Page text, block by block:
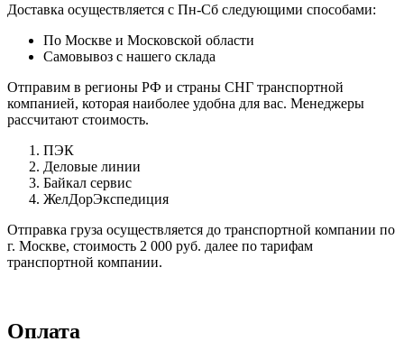
Доставка осуществляется с Пн-Сб следующими способами:
По Москве и Московской области
Самовывоз с нашего склада
Отправим в регионы РФ и страны СНГ транспортной
компанией, которая наиболее удобна для вас. Менеджеры
рассчитают стоимость.
ПЭК
Деловые линии
Байкал сервис
ЖелДорЭкспедиция
Отправка груза осуществляется до транспортной компании по
г. Москве, стоимость 2 000 руб. далее по тарифам
транспортной компании.
Оплата